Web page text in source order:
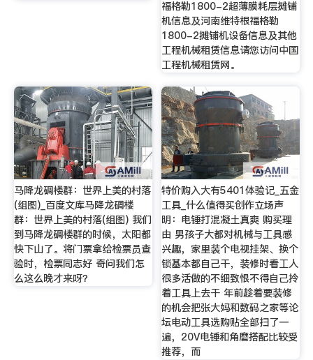
福格勒1800-2超薄膜耗层摊铺
机信息及河南维特根福格勒
1800-2摊铺机设备信息及其他
工程机械租赁信息请您访问中国
工程机械租赁网。
马降龙碉楼群：世界上美的村落
(组图)_百度文库马降龙碉楼
群：世界上美的村落(组图) 我们
到马降龙碉楼群的时候，太阳都
快下山了。将门票拿给检票员查
验时，检票同志好 奇问我们怎
么这么晚才来呀？
特价购入大有5401体验记_五金
工具_什么值得买创作立场声
明：电锤打混凝土真爽 购买理
由 男孩子大都对机械与工具感
兴趣，家里装个电视挂架、换个
锁基本都自己干，装修时看工人
很多活做的不细致恨不得自己拎
着工具上去干 年前趁着要装修
的机会把张大妈和数码之家等论
坛电动工具选购贴全部扫了一
遍，20V电锤和角磨搭配比较受
推荐，而